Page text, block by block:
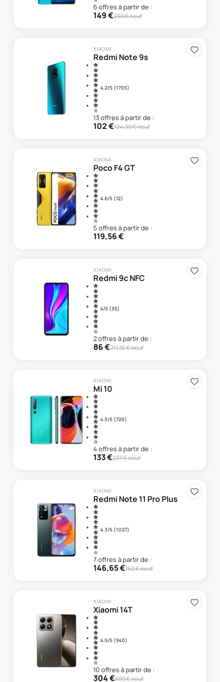
6offresà partir de :
149€230€ neuf
XIAOMI
Redmi Note 9s
4.2/5 (1 705)
13offresà partir de :
102€124,99€ neuf
XIAOMI
Poco F4 GT
4.6/5 (12)
5 offresà partir de :
119,56€
XIAOMI
Redmi 9c NFC
4/5 (35)
2offresà partir de :
86€211,15€ neuf
XIAOMI
Mi 10
4.5/5 (720)
4 offresà partir de :
133€237€ neuf
XIAOMI
Redmi Note 11 Pro Plus
4.3/5 (1 027)
7 offresà partir de :
146,65€150€ neuf
XIAOMI
Xiaomi 14T
4.5/5 (940)
10 offresà partir de :
304€699€ neuf